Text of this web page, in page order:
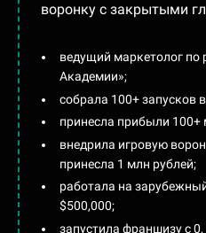
воронку с закрытыми
ведущий маркетолог по
Академии»;
собрала 100+ запусков
принесла прибыли 100+
внедрила игровую
принесла 1 млн рублей;
работала на
$500,000;
запустила франшизу с